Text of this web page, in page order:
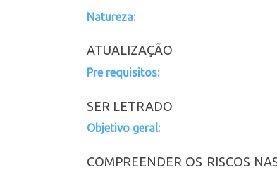
Natureza:
ATUALIZAÇÃO
Pre requisitos:
SER LETRADO
Objetivo geral:
COMPREENDER OS RISCOS